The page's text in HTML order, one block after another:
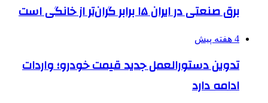
برق صنعتی در ایران ۱۵ برابر گران‌تر از خانگی است
4 هفته پیش
تدوین دستورالعمل جدید قیمت خودرو؛ واردات
ادامه دارد